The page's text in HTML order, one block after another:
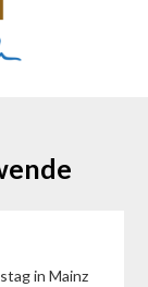
in Mainz